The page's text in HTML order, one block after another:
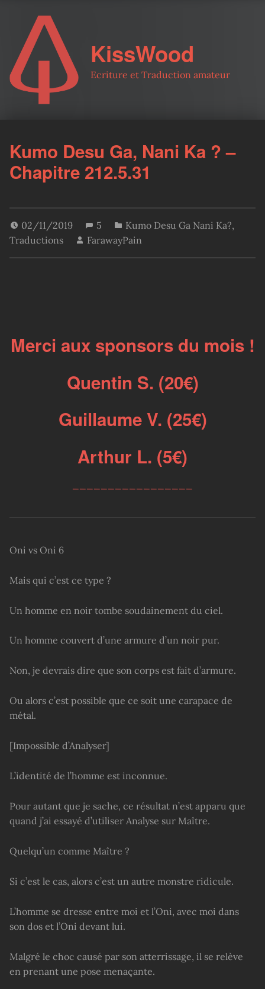
KissWood
Ecriture et Traduction amateur
Kumo Desu Ga, Nani Ka ? –
Chapitre 212.5.31
02/11/2019 5 Kumo Desu Ga Nani Ka?,
Traductions
FarawayPain
Merci aux sponsors du mois !
Quentin S. (20€)
Guillaume V. (25€)
Arthur L. (5€)
Oni vs Oni 6
Mais qui c’est ce type ?
Un homme en noir tombe soudainement du ciel.
Un homme couvert d’une armure d’un noir pur.
Non, je devrais dire que son corps est fait d’armure.
Ou alors c’est possible que ce soit une carapace de
métal.
[Impossible d’Analyser]
L’identité de l’homme est inconnue.
Pour autant que je sache, ce résultat n’est apparu que
quand j’ai essayé d’utiliser Analyse sur Maître.
Quelqu’un comme Maître ?
Si c’est le cas, alors c’est un autre monstre ridicule.
L’homme se dresse entre moi et l’Oni, avec moi dans
son dos et l’Oni devant lui.
Malgré le choc causé par son atterrissage, il se relève
en prenant une pose menaçante.